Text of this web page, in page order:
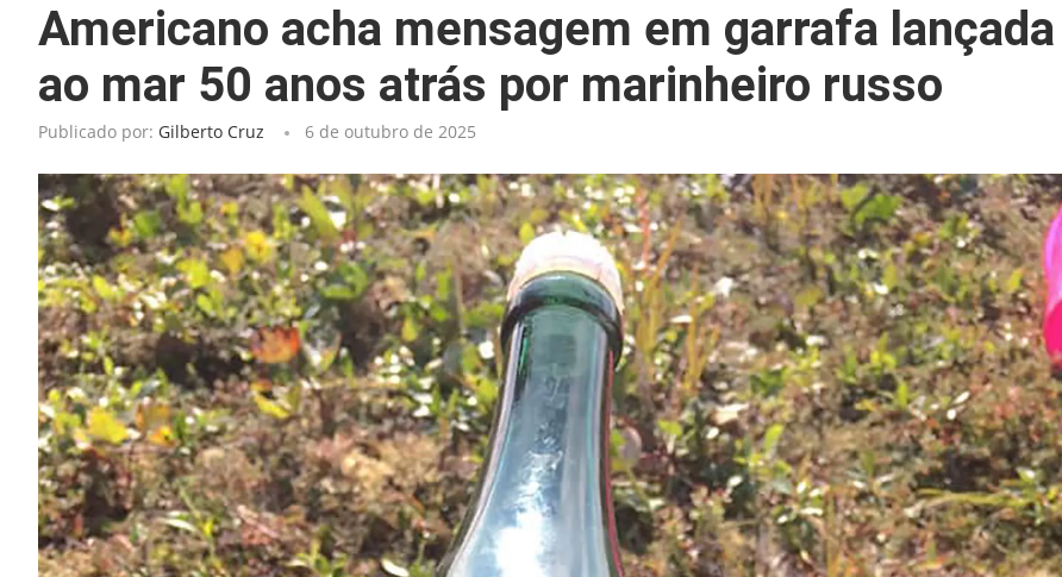
Americano acha mensagem em garrafa lançada
ao mar 50 anos atrás por marinheiro russo
Publicado por: Gilberto Cruz 6 de outubro de 2025